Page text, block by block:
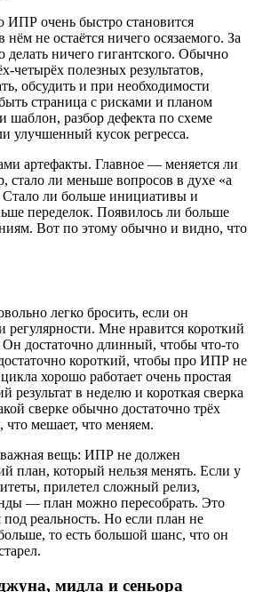
ИПР очень быстро становится
не остаётся ничего осязаемого. За
делать ничего гигантского. Обычно
четырёх полезных результатов,
обсудить и при необходимости
страница с рисками и планом
шаблон, разбор дефекта по схеме
улучшенный кусок регресса.
артефакты. Главное — меняется ли
стало ли меньше вопросов в духе «а
Стало ли больше инициативы и
переделок. Появилось ли больше
Вот по этому обычно и видно, что
легко бросить, если он
регулярности. Мне нравится короткий
Он достаточно длинный, чтобы что-то
короткий, чтобы про ИПР не
хорошо работает очень простая
результат в неделю и короткая сверка
сверке обычно достаточно трёх
что мешает, что меняем.
важная вещь: ИПР не должен
план, который нельзя менять. Если у
прилетел сложный релиз,
— план можно пересобрать. Это
реальность. Но если план не
то есть большой шанс, что он
мидла и сеньора